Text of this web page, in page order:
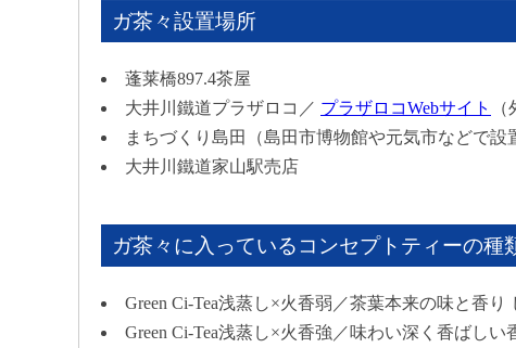
ガ茶々設置場所
蓬莱橋897.4茶屋
大井川鐵道プラザロコ／ プラザロコWebサイト
まちづくり島田（島田市博物館や元気市などで設
大井川鐵道家山駅売店
ガ茶々に入っているコンセプトティーの種
Green Ci-Tea浅蒸し×火香弱／茶葉本来の味と香
Green Ci-Tea浅蒸し×火香強／味わい深く香ばし